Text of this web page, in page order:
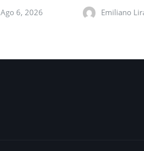
Ago 6, 2026 Emiliano